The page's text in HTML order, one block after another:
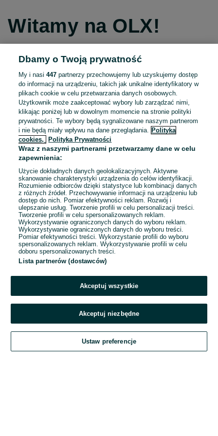
Witamy na OLX!
Kontynuuj przez Facebooka
Kontynuuj przez konto Apple
Kontynuuj przez konto Google
LUB
E-mail
Hasło
Zaloguj się
Kontynuując za pośrednictwem jednego z dostawców wskazanych powyżej,
OLX.pl w jego aktualnym brzmieniu.
Dbamy o Twoją prywatność
My i nasi447 partnerzy przechowujemy lub uzyskujemy dostęp
do informacji na urządzeniu, takich jak unikalne identyfikatory w
plikach cookie w celu przetwarzania danych osobowych.
Użytkownik może zaakceptować wybory lub zarządzać nimi,
klikając poniżej lub w dowolnym momencie na stronie polityki
prywatności. Te wybory będą sygnalizowane naszym partnerom
i nie będą miały wpływu na dane przeglądania.
Polityka
cookies,
Polityka Prywatności
Wraz z naszymi partnerami przetwarzamy dane w celu
zapewnienia:
Użycie dokładnych danych geolokalizacyjnych. Aktywne
skanowanie charakterystyki urządzenia do celów identyfikacji.
Rozumienie odbiorców dzięki statystyce lub kombinacji danych
z różnych źródeł. Przechowywanie informacji na urządzeniu lub
dostęp do nich. Pomiar efektywności reklam. Rozwój i
ulepszanie usług. Tworzenie profili w celu personalizacji treści.
Tworzenie profili w celu spersonalizowanych reklam.
Wykorzystywanie ograniczonych danych do wyboru reklam.
Wykorzystywanie ograniczonych danych do wyboru treści.
Pomiar efektywności treści. Wykorzystanie profili do wyboru
spersonalizowanych reklam. Wykorzystywanie profili w celu
doboru spersonalizowanych treści.
Lista partnerów (dostawców)
Akceptuj wszystkie
Akceptuj niezbędne
Ustaw preferencje